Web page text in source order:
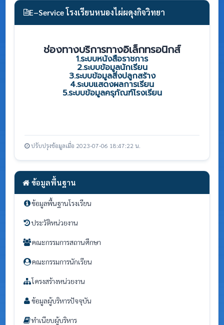
ข้อมูลพื้นฐาน
ข้อมูลพื้นฐานโรงเรียน
ประวัติหน่วยงาน
คณะกรรมการสถานศึกษา
คณะกรรมการนักเรียน
โครงสร้างหน่วยงาน
ข้อมูลผู้บริหารปัจจุบัน
ทำเนียบผู้บริหาร
E–Service โรงเรียนหนองไผ่ผดุงกิจวิทยา
ช่องทางบริการทางอิเล็กทรอนิกส์
1.ระบบหนังสือราชการ
2.ระบบข้อมูลนักเรียน
3.ระบบข้อมูลสิ่งปลูกสร้าง
4.ระบบแสดงผลการเรียน
5.ระบบข้อมูลครุภัณฑ์โรงเรียน
ปรับปรุงข้อมูลเมื่อ 2023-07-06 18:47:22 น.